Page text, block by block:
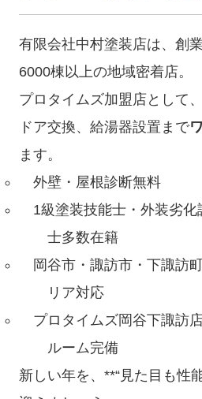
有限会社中村塗装店は、創
6000棟以上の地域密着店。
プロタイムズ加盟店として
ドア交換、給湯器設置まで
ます。
外壁・屋根診断無料
1級塗装技能士・外装劣
士多数在籍
岡谷市・諏訪市・下諏訪
リア対応
プロタイムズ岡谷下諏訪
ルーム完備
新しい年を、**“見た目も性